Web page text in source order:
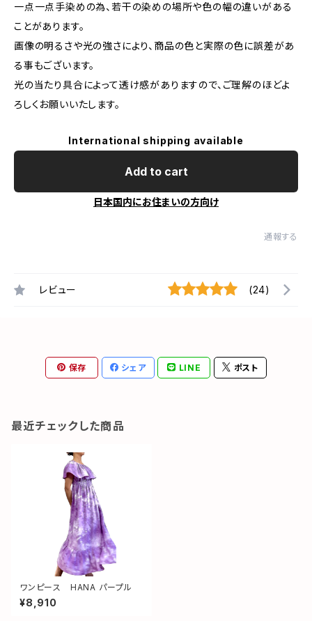
一点一点手染めの為、若干の染めの場所や色の幅の違いがある
ことがあります。
画像の明るさや光の強さにより、商品の色と実際の色に誤差があ
る事もございます。
光の当たり具合によって透け感がありますので、ご理解のほどよ
ろしくお願いいたします。
International shipping available
Add to cart
日本国内にお住まいの方向け
通報する
レビュー (24)
保存 シェア LINE ポスト
最近チェックした商品
ワンピース HANA パープル
¥8,910